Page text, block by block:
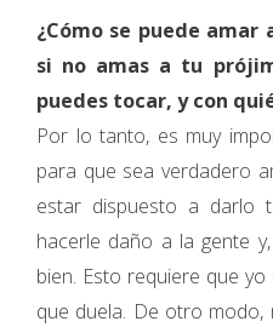
¿Cómo se puede amar
si no amas a tu
puedes tocar, y con
Por lo tanto, es muy
para que sea verdadero
estar dispuesto a darlo
hacerle daño a la gente
bien. Esto requiere que
que duela. De otro